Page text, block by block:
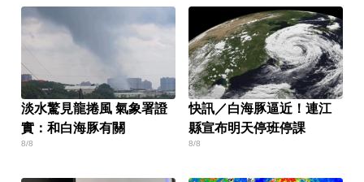
淡水驚見龍捲風 氣象署證
實：和白海豚有關
8/8
快訊／白海豚逼近！連江
縣宣布明天停班停課
8/8